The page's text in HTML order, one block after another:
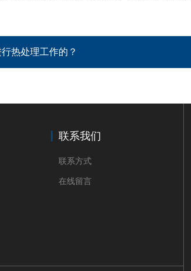
热处理工作的？
联系我们
联系方式
在线留言